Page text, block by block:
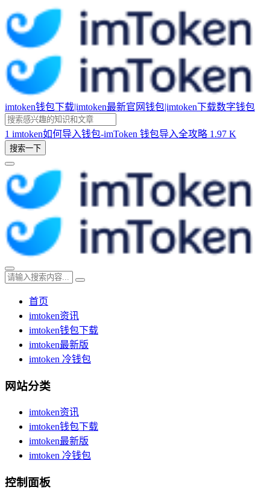
imtoken钱包下载|imtoken最新官网钱包|imtoken下载数字钱包
1 imtoken如何导入钱包-imToken 钱包导入全攻略 1.97 K
搜索一下
首页
imtoken资讯
imtoken钱包下载
imtoken最新版
imtoken 冷钱包
网站分类
imtoken资讯
imtoken钱包下载
imtoken最新版
imtoken 冷钱包
控制面板